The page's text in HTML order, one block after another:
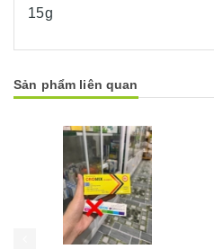
15g
Sản phẩm liên quan